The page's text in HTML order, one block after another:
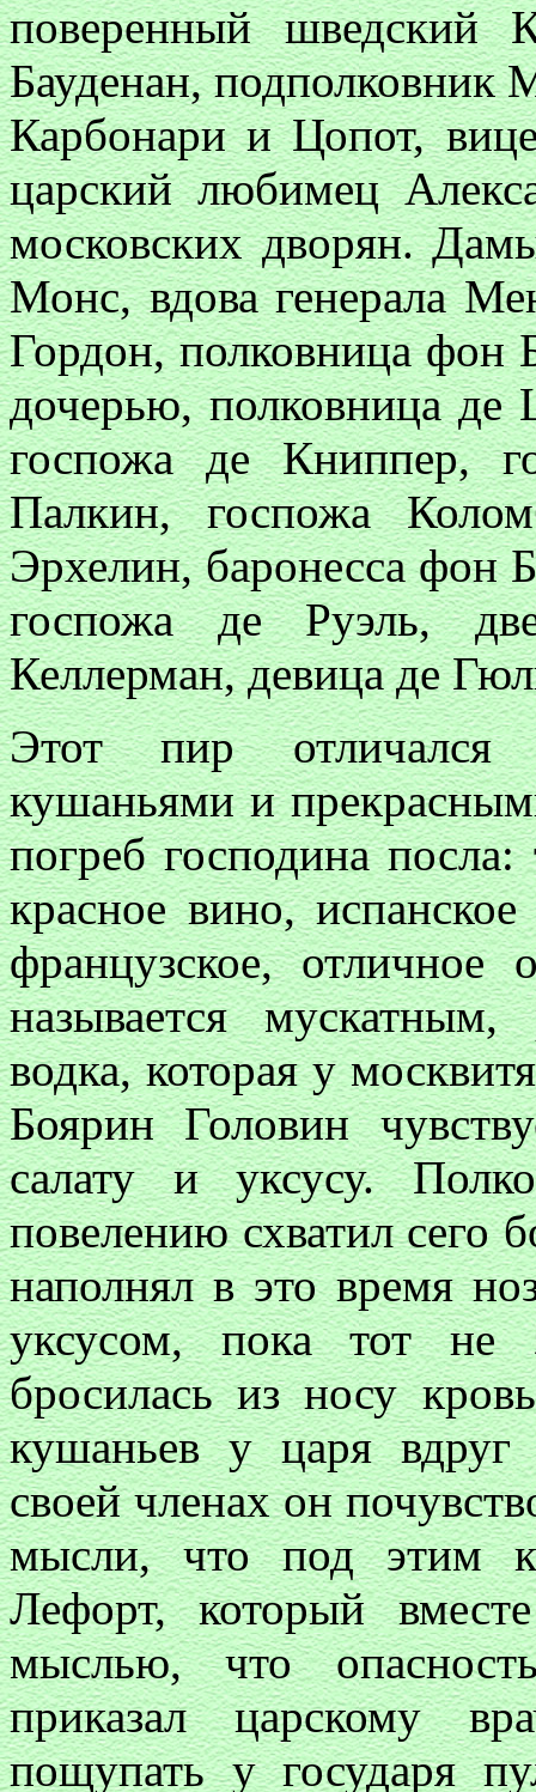
поверенный шведский
Бауденан, подполковник
Карбонари и Цопот,
царский любимец
московских дворян.
Монс, вдова генерала
Гордон, полковница фон
дочерью, полковница
госпожа де Книппер,
Палкин, госпожа
Эрхелин, баронесса фон
госпожа де Руэль,
Келлерман, девица де
Этот пир отличался
кушаньями и
погреб господина
красное вино,
французское, отличное
называется
водка, которая у
Боярин Головин
салату и уксусу.
повелению схватил сего
наполнял в это время
уксусом, пока тот не
бросилась из носу
кушаньев у царя вдруг
своей членах он
мысли, что под этим
Лефорт, который
мыслью, что
приказал царскому
пощупать у государя